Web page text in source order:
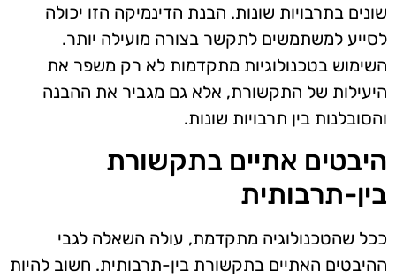
שונים בתרבויות שונות. הבנת הדינמיקה הזו יכולה
לסייע למשתמשים לתקשר בצורה מועילה יותר.
השימוש בטכנולוגיות מתקדמות לא רק משפר את
היעילות של התקשורת, אלא גם מגביר את ההבנה
והסובלנות בין תרבויות שונות.
היבטים אתיים בתקשורת
בין-תרבותית
ככל שהטכנולוגיה מתקדמת, עולה השאלה לגבי
ההיבטים האתיים בתקשורת בין-תרבותית. חשוב להיות